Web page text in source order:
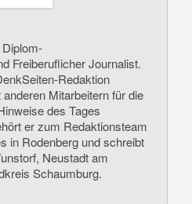
Freiberuflicher Journalist.
Redaktion
Mitarbeitern für die
des Tages
er zum Redaktionsteam
in Rodenberg und schreibt
Neustadt am
Schaumburg.